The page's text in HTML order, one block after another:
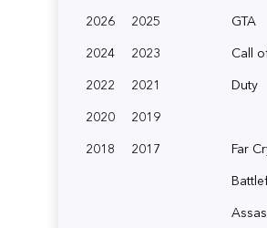
2026
2025
2024
2023
2022
2021
2020
2019
2018
2017
GTA
Call
Duty
Far